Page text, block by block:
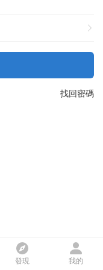
找回密碼
發現 我的